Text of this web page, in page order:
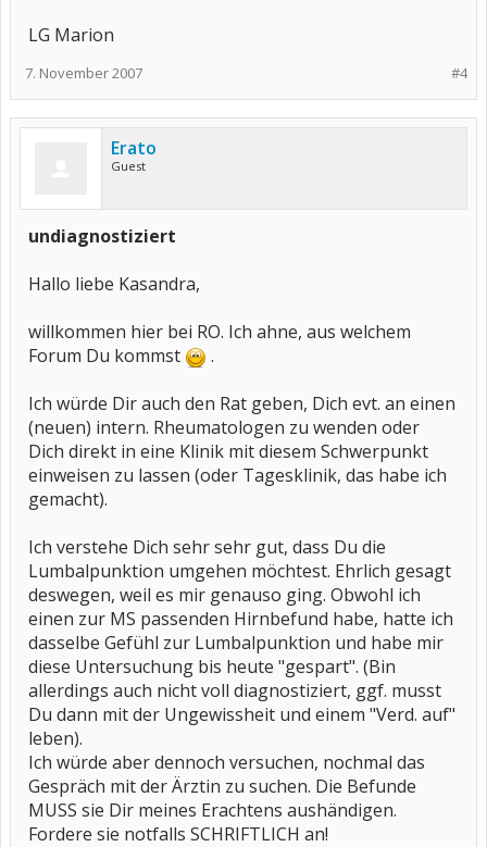
LG Marion
#4
7. November 2007
Erato
Guest
undiagnostiziert
Hallo liebe Kasandra,
willkommen hier bei RO. Ich ahne, aus welchem
Forum Du kommst
.
Ich würde Dir auch den Rat geben, Dich evt. an einen
(neuen) intern. Rheumatologen zu wenden oder
Dich direkt in eine Klinik mit diesem Schwerpunkt
einweisen zu lassen (oder Tagesklinik, das habe ich
gemacht).
Ich verstehe Dich sehr sehr gut, dass Du die
Lumbalpunktion umgehen möchtest. Ehrlich gesagt
deswegen, weil es mir genauso ging. Obwohl ich
einen zur MS passenden Hirnbefund habe, hatte ich
dasselbe Gefühl zur Lumbalpunktion und habe mir
diese Untersuchung bis heute "gespart". (Bin
allerdings auch nicht voll diagnostiziert, ggf. musst
Du dann mit der Ungewissheit und einem "Verd. auf"
leben).
Ich würde aber dennoch versuchen, nochmal das
Gespräch mit der Ärztin zu suchen. Die Befunde
MUSS sie Dir meines Erachtens aushändigen.
Fordere sie notfalls SCHRIFTLICH an!